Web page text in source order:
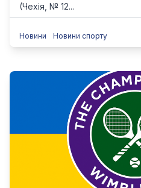
(Чехія, № 12...
Новини Новини спорту